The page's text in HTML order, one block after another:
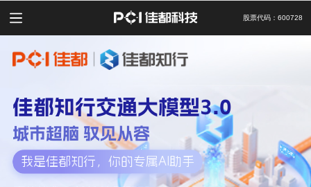
股票代码：600728
佳都知行交通大模型3.0
城市超脑 驭见从容
我是佳都知行，你的专属AI助手
持续进化，让出行更美好
定向调优，让模型更懂行
即问即答，让人才更专精